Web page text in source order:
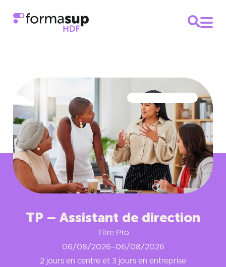
TP – Assistant de direction
Titre Pro
06/08/2026–06/08/2026
2 jours en centre et 3 jours en entreprise